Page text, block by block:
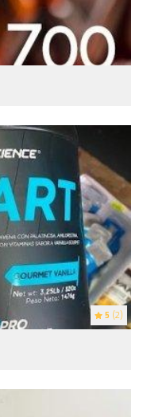
5 (2)